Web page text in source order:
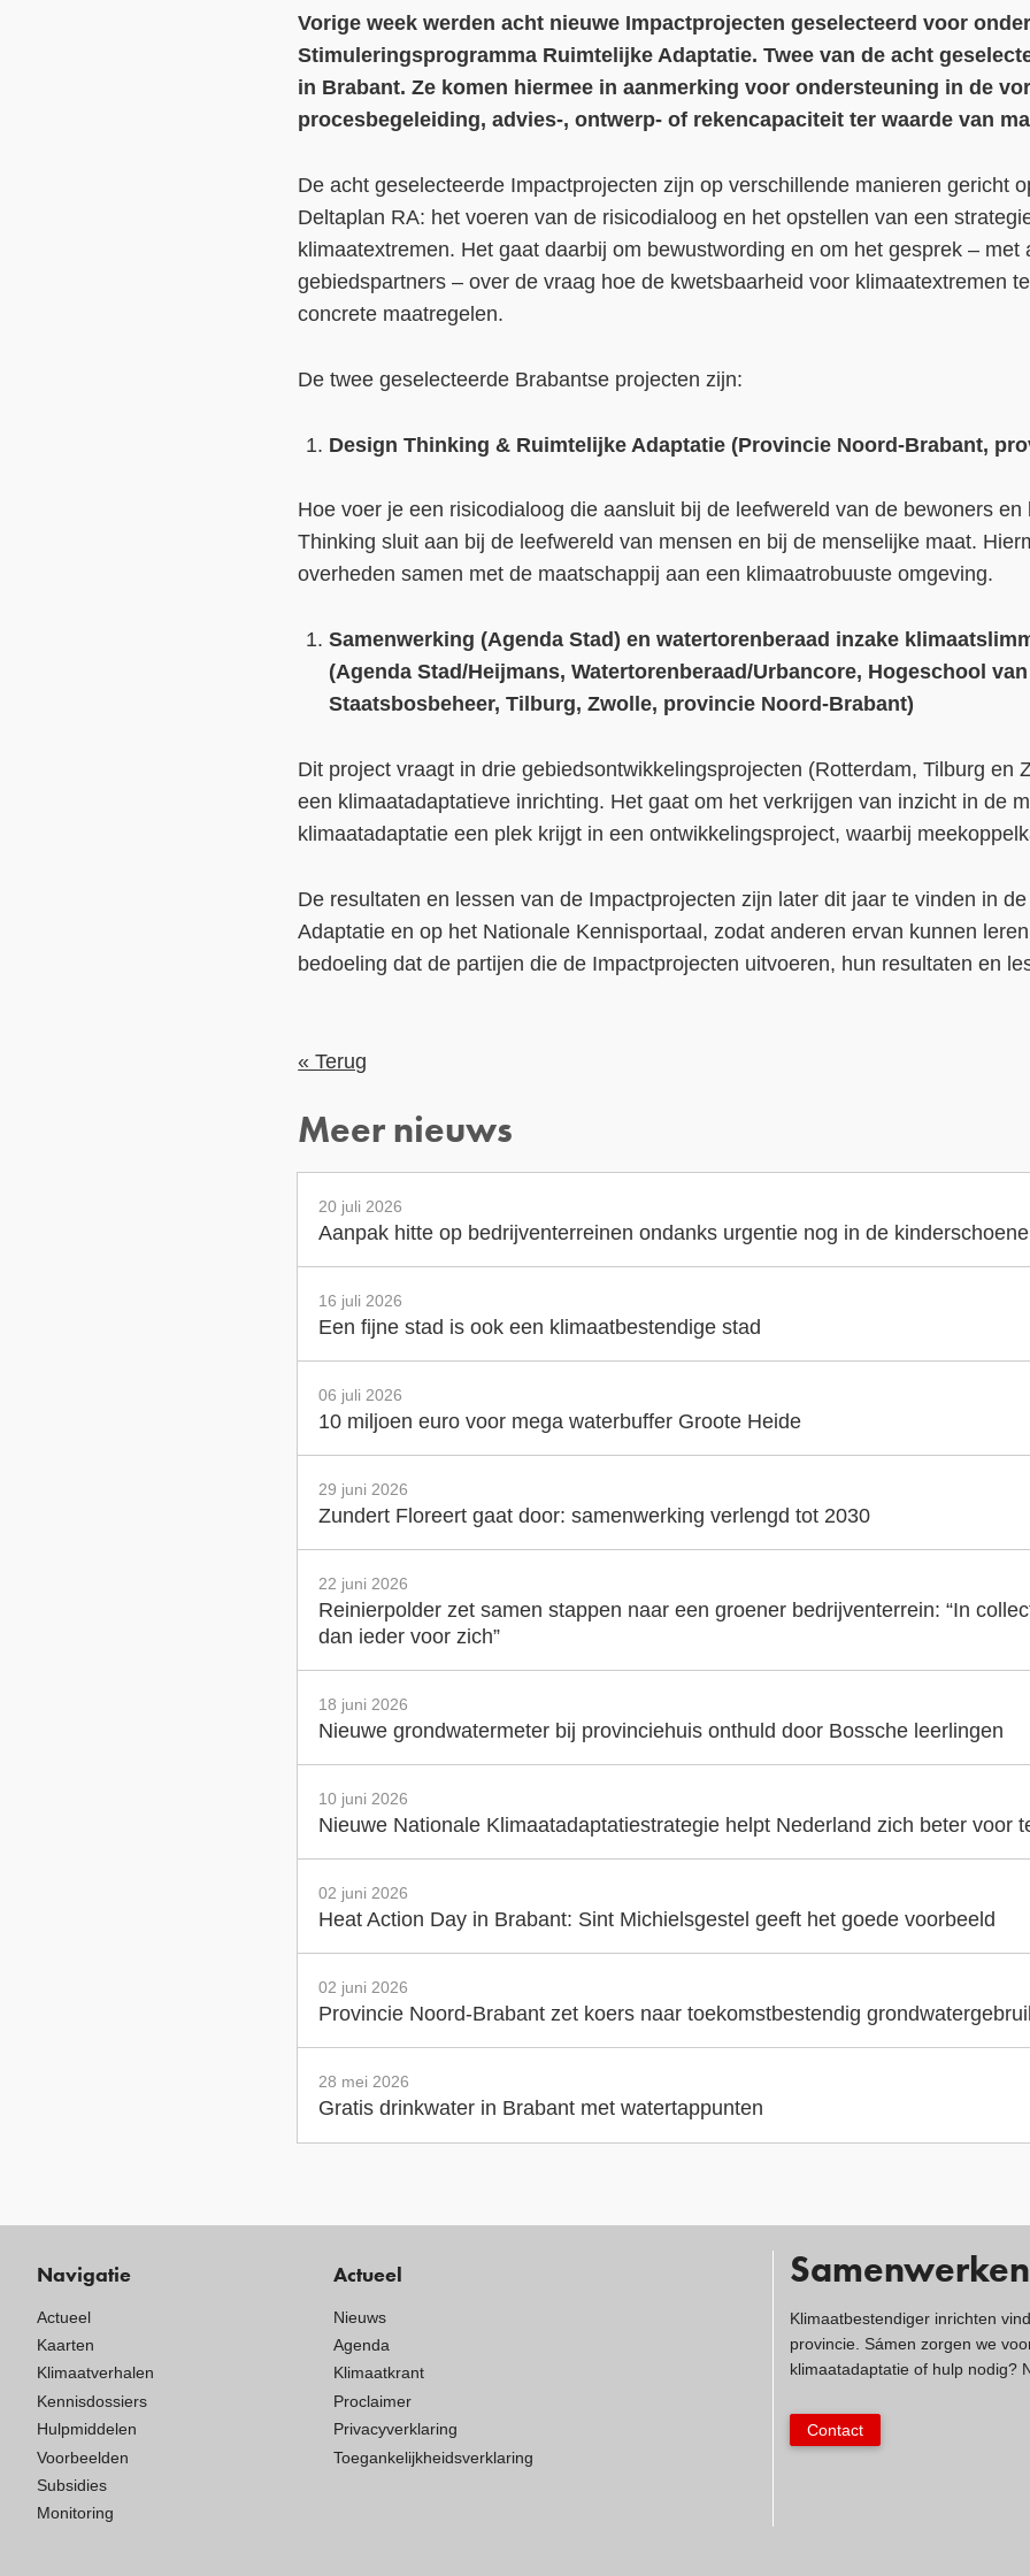
Vorige week werden acht nieuwe Impactprojecten geselecteerd voor
Stimuleringsprogramma Ruimtelijke Adaptatie. Twee van de acht
in Brabant. Ze komen hiermee in aanmerking voor ondersteuning in de
procesbegeleiding, advies-, ontwerp- of rekencapaciteit ter waarde van
De acht geselecteerde Impactprojecten zijn op verschillende manieren gericht
Deltaplan RA: het voeren van de risicodialoog en het opstellen van een
klimaatextremen. Het gaat daarbij om bewustwording en om het gesprek – met
gebiedspartners – over de vraag hoe de kwetsbaarheid voor klimaatextremen
concrete maatregelen.
De twee geselecteerde Brabantse projecten zijn:
Design Thinking & Ruimtelijke Adaptatie (Provincie Noord-Brabant,
Hoe voer je een risicodialoog die aansluit bij de leefwereld van de bewoners
Thinking sluit aan bij de leefwereld van mensen en bij de menselijke maat.
overheden samen met de maatschappij aan een klimaatrobuuste omgeving.
Samenwerking (Agenda Stad) en watertorenberaad inzake
(Agenda Stad/Heijmans, Watertorenberaad/Urbancore, Hogeschool
Staatsbosbeheer, Tilburg, Zwolle, provincie Noord-Brabant)
Dit project vraagt in drie gebiedsontwikkelingsprojecten (Rotterdam, Tilburg en
een klimaatadaptatieve inrichting. Het gaat om het verkrijgen van inzicht in de
klimaatadaptatie een plek krijgt in een ontwikkelingsproject, waarbij
De resultaten en lessen van de Impactprojecten zijn later dit jaar te vinden in
Adaptatie en op het Nationale Kennisportaal, zodat anderen ervan kunnen
bedoeling dat de partijen die de Impactprojecten uitvoeren, hun resultaten en
« Terug
Meer nieuws
20 juli 2026
Aanpak hitte op bedrijventerreinen ondanks urgentie nog in de
16 juli 2026
Een fijne stad is ook een klimaatbestendige stad
06 juli 2026
10 miljoen euro voor mega waterbuffer Groote Heide
29 juni 2026
Zundert Floreert gaat door: samenwerking verlengd tot 2030
22 juni 2026
Reinierpolder zet samen stappen naar een groener bedrijventerrein: “In
dan ieder voor zich”
18 juni 2026
Nieuwe grondwatermeter bij provinciehuis onthuld door Bossche leerlingen
10 juni 2026
Nieuwe Nationale Klimaatadaptatiestrategie helpt Nederland zich beter voor
02 juni 2026
Heat Action Day in Brabant: Sint Michielsgestel geeft het goede voorbeeld
02 juni 2026
Provincie Noord-Brabant zet koers naar toekomstbestendig
28 mei 2026
Gratis drinkwater in Brabant met watertappunten
Navigatie
Actueel
Kaarten
Klimaatverhalen
Kennisdossiers
Hulpmiddelen
Voorbeelden
Subsidies
Monitoring
Actueel
Nieuws
Agenda
Klimaatkrant
Proclaimer
Privacyverklaring
Toegankelijkheidsverklaring
Samenwerken
Klimaatbestendiger inrichten
provincie. Sámen zorgen we
klimaatadaptatie of hulp nodig?
Contact